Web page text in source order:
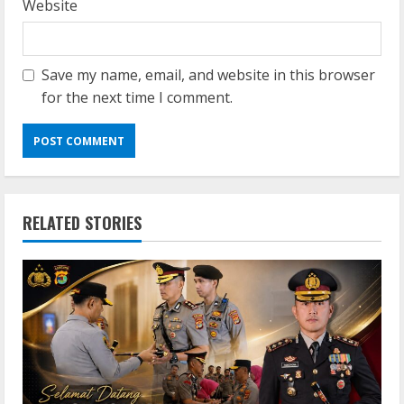
Website
Save my name, email, and website in this browser
for the next time I comment.
RELATED STORIES